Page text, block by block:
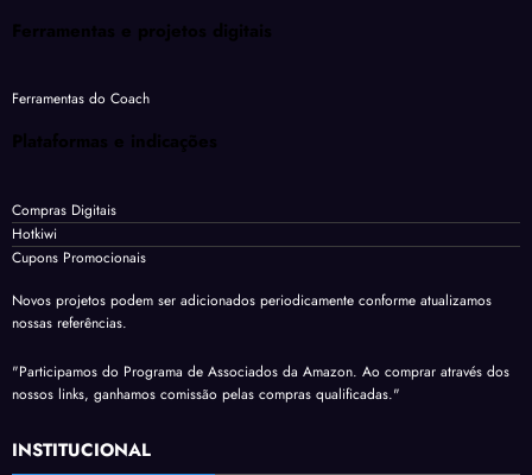
Ferramentas e projetos digitais
Ferramentas do Coach
Plataformas e indicações
Compras Digitais
Hotkiwi
Cupons Promocionais
Novos projetos podem ser adicionados periodicamente conforme atualizamos
nossas referências.
"Participamos do Programa de Associados da Amazon. Ao comprar através dos
nossos links, ganhamos comissão pelas compras qualificadas."
INSTITUCIONAL